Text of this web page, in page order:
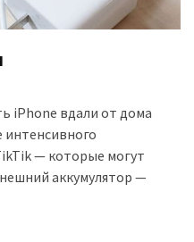
iPhone вдали от дома
интенсивного
— которые могут
аккумулятор —